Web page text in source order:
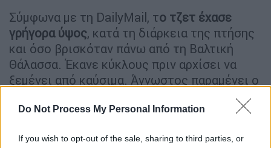
Do Not Process My Personal Information
If you wish to opt-out of the sale, sharing to third parties, or
Σύμφωνα με τη DailyMail, το τζετ έχασε
γρήγορα ύψος, κατά τη διάρκεια της πτήσης
και όσο βρισκόταν πάνω από τη Βαλτική
Θάλασσα. Έκανε κύκλους πριν αρχίσει να
ξεμένει από καύσιμα. Άγνωστος παραμένει ο
ήταν εγγεγραμμένο στην Αυστρία πετούσε